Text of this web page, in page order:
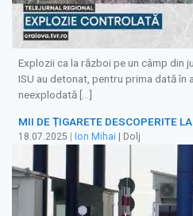
Explozii ca la război pe un câmp din
ISU au detonat, pentru prima dată în
neexplodată […]
MII DE ȚIGARETE DESCOPERITE
18.07.2025 Ion Mihai | Dolj